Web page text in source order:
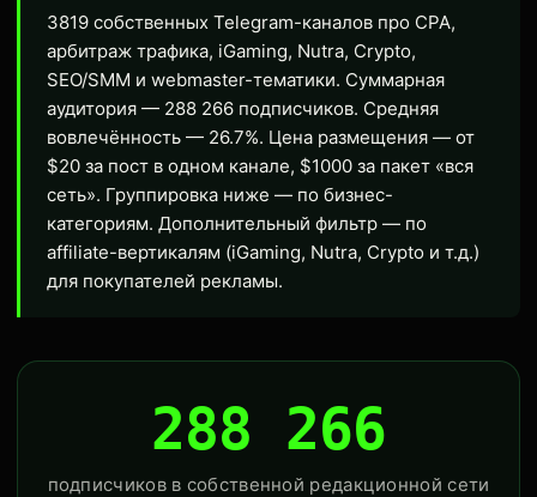
3819 собственных Telegram-каналов про CPA,
арбитраж трафика, iGaming, Nutra, Crypto,
SEO/SMM и webmaster-тематики. Суммарная
аудитория — 288 266 подписчиков. Средняя
вовлечённость — 26.7%. Цена размещения — от
$20 за пост в одном канале, $1000 за пакет «вся
сеть». Группировка ниже — по бизнес-
категориям. Дополнительный фильтр — по
affiliate-вертикалям (iGaming, Nutra, Crypto и т.д.)
для покупателей рекламы.
288 266
подписчиков в собственной редакционной сети